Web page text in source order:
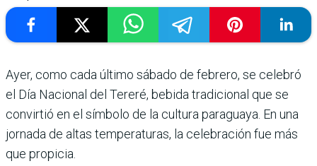
Ayer, como cada último sábado de febrero, se celebró
el Día Nacional del Tereré, bebida tradicional que se
convirtió en el símbolo de la cultura para­guaya. En una
jornada de altas temperaturas, la celebración fue más
que propicia.